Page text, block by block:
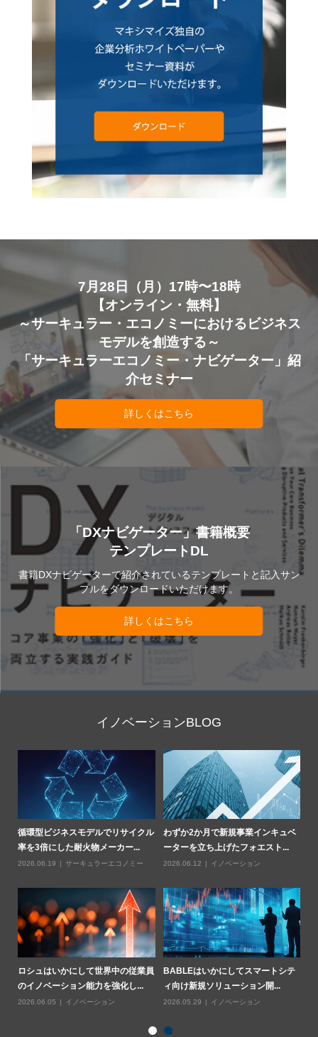
7月28日（月）17時〜18時
【オンライン・無料】
～サーキュラー・エコノミーにおけるビジネス
モデルを創造する～
「サーキュラーエコノミー・ナビゲーター」紹
介セミナー
詳しくはこちら
「DXナビゲーター」書籍概要
テンプレートDL
書籍DXナビゲーターで紹介されているテンプレートと記入サン
プルをダウンロードいただけます。
詳しくはこちら
イノベーションBLOG
循環型ビジネスモデルでリサイクル
率を3倍にした耐火物メーカー...
2026.06.19 サーキュラーエコノミー
わずか2か月で新規事業インキュベ
ーターを立ち上げたフォエスト...
2026.06.12 イノベーション
ロシュはいかにして世界中の従業員
のイノベーション能力を強化し...
2026.06.05 イノベーション
BABLEはいかにしてスマートシテ
ィ向け新規ソリューション開...
2026.05.29 イノベーション